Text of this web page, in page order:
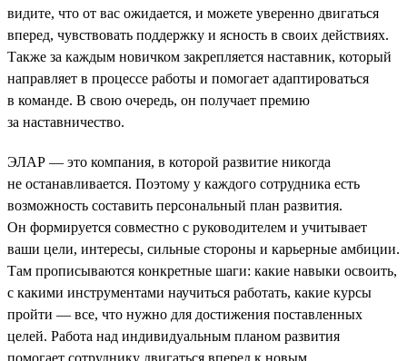
видите, что от вас ожидается, и можете уверенно двигаться
вперед, чувствовать поддержку и ясность в своих действиях.
Также за каждым новичком закрепляется наставник, который
направляет в процессе работы и помогает адаптироваться
в команде. В свою очередь, он получает премию
за наставничество.
ЭЛАР — это компания, в которой развитие никогда
не останавливается. Поэтому у каждого сотрудника есть
возможность составить персональный план развития.
Он формируется совместно с руководителем и учитывает
ваши цели, интересы, сильные стороны и карьерные амбиции.
Там прописываются конкретные шаги: какие навыки освоить,
с какими инструментами научиться работать, какие курсы
пройти — все, что нужно для достижения поставленных
целей. Работа над индивидуальным планом развития
помогает сотруднику двигаться вперед к новым